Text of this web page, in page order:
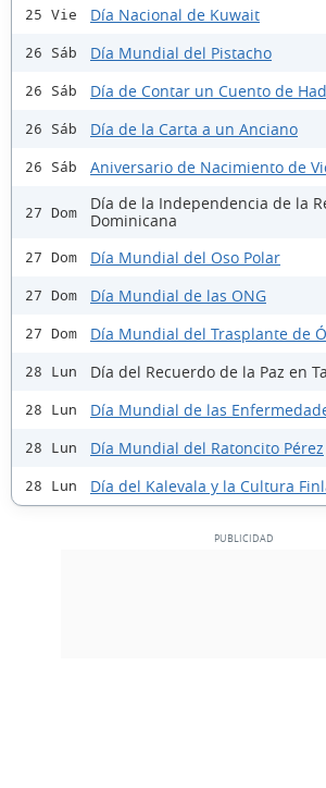
25 Vie Día Nacional de Kuwait
26 Sáb Día Mundial del Pistacho
26 Sáb Día de Contar un Cuento de
26 Sáb Día de la Carta a un Anciano
26 Sáb Aniversario de Nacimiento de
27 Dom
Día de la Independencia de la
Dominicana
27 Dom Día Mundial del Oso Polar
27 Dom Día Mundial de las ONG
27 Dom Día Mundial del Trasplante de
28 Lun Día del Recuerdo de la Paz en
28 Lun Día Mundial de las
28 Lun Día Mundial del Ratoncito Pérez
28 Lun Día del Kalevala y la Cultura